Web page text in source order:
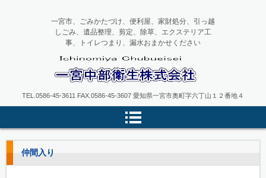
一宮中部衛生
一宮市、ごみかたづけ、便利屋、家財処分、引っ越
しごみ、遺品整理、剪定、除草、エクステリア工
事、トイレつまり、漏水おまかせください
TEL.0586-45-3611 FAX.0586-45-3607 愛知県一宮市奥町字六丁山１２番地４
仲間入り